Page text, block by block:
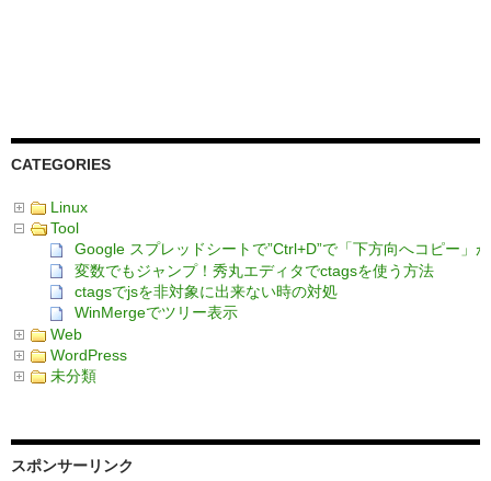
CATEGORIES
Linux
Tool
Google スプレッドシートで”Ctrl+D”で「下方向へコピー」
変数でもジャンプ！秀丸エディタでctagsを使う方法
ctagsでjsを非対象に出来ない時の対処
WinMergeでツリー表示
Web
WordPress
未分類
スポンサーリンク